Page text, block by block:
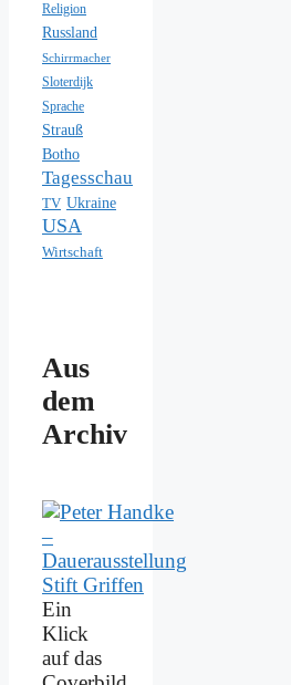
Religion
Russland
Schirrmacher
Sloterdijk
Sprache
Strauß
Botho
Tagesschau
TV Ukraine
USA
Wirtschaft
Aus
dem
Archiv
Ein
Klick
auf das